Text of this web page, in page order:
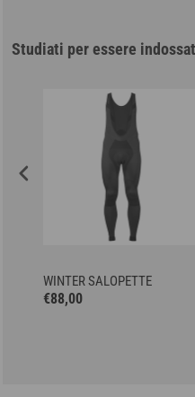
Studiati per essere
WINTER SALOPETTE
€88,00